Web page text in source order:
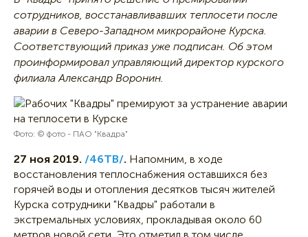
сотрудников, восстанавливавших теплосети после
аварии в Северо-Западном микрорайоне Курска.
Соответствующий приказ уже подписан. Об этом
проинформировал управляющий директор курского
филиала Александр Воронин.
Фото: © фото - ПАО "Квадра"
27 ноя 2019. /46ТВ/. Напомним, в ходе
восстановления теплоснабжения оставшихся без
горячей воды и отопления десятков тысяч жителей
Курска сотрудники "Квадры" работали в
экстремальных условиях, прокладывая около 60
метров новой сети. Это отметил в том числе